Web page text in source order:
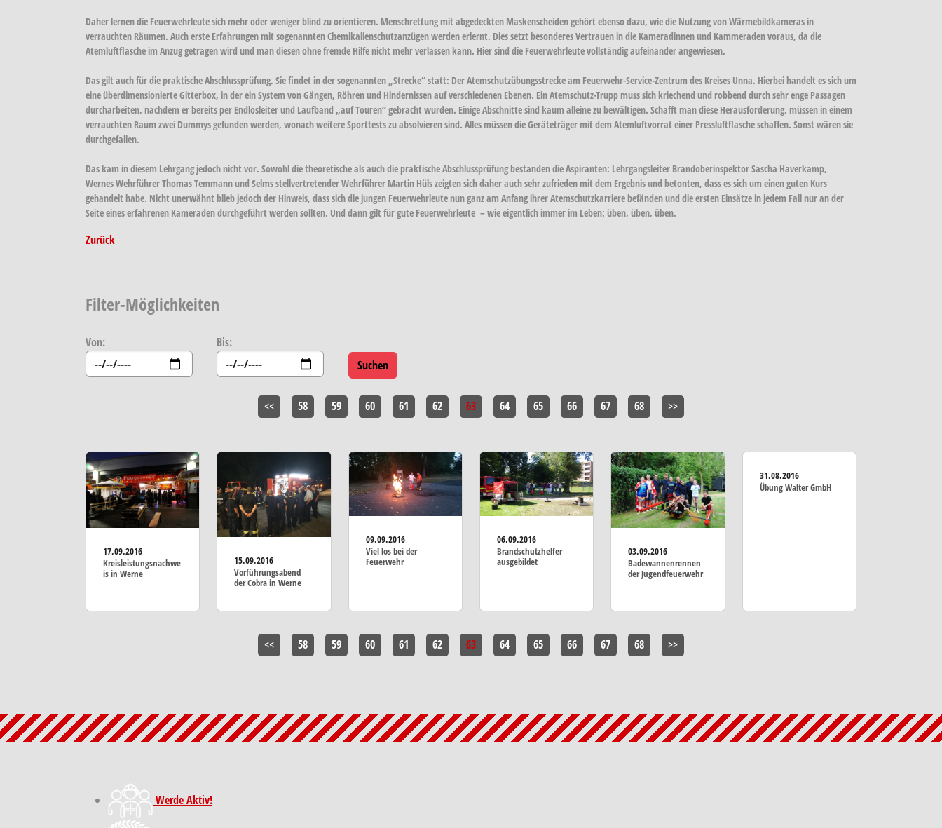
Daher lernen die Feuerwehrleute sich mehr oder weniger blind zu orientieren. Menschrettung mit abgedeckten Maskenscheiden gehört ebenso dazu, wie die Nutzung von Wärmebildkameras in
verrauchten Räumen. Auch erste Erfahrungen mit sogenannten Chemikalienschutzanzügen werden erlernt. Dies setzt besonderes Vertrauen in die Kameradinnen und Kammeraden voraus, da die
Atemluftflasche im Anzug getragen wird und man diesen ohne fremde Hilfe nicht mehr verlassen kann. Hier sind die Feuerwehrleute vollständig aufeinander angewiesen.
Das gilt auch für die praktische Abschlussprüfung. Sie findet in der sogenannten „Strecke“ statt: Der Atemschutzübungsstrecke am Feuerwehr-Service-Zentrum des Kreises Unna. Hierbei handelt es sich um
eine überdimensionierte Gitterbox, in der ein System von Gängen, Röhren und Hindernissen auf verschiedenen Ebenen. Ein Atemschutz-Trupp muss sich kriechend und robbend durch sehr enge Passagen
durcharbeiten, nachdem er bereits per Endlosleiter und Laufband „auf Touren“ gebracht wurden. Einige Abschnitte sind kaum alleine zu bewältigen. Schafft man diese Herausforderung, müssen in einem
verrauchten Raum zwei Dummys gefunden werden, wonach weitere Sporttests zu absolvieren sind. Alles müssen die Geräteträger mit dem Atemluftvorrat einer Pressluftflasche schaffen. Sonst wären sie
durchgefallen.
Das kam in diesem Lehrgang jedoch nicht vor. Sowohl die theoretische als auch die praktische Abschlussprüfung bestanden die Aspiranten: Lehrgangsleiter Brandoberinspektor Sascha Haverkamp,
Wernes Wehrführer Thomas Temmann und Selms stellvertretender Wehrführer Martin Hüls zeigten sich daher auch sehr zufrieden mit dem Ergebnis und betonten, dass es sich um einen guten Kurs
gehandelt habe. Nicht unerwähnt blieb jedoch der Hinweis, dass sich die jungen Feuerwehrleute nun ganz am Anfang ihrer Atemschutzkarriere befänden und die ersten Einsätze in jedem Fall nur an der
Seite eines erfahrenen Kameraden durchgeführt werden sollten. Und dann gilt für gute Feuerwehrleute – wie eigentlich immer im Leben: üben, üben, üben.
Zurück
Filter-Möglichkeiten
Von: Bis:
<< 58 59 60 61 62 63 64 65 66 67 68 >>
17.09.2016
Kreisleistungsnachwe
is in Werne
15.09.2016
Vorführungsabend
der Cobra in Werne
09.09.2016
Viel los bei der
Feuerwehr
06.09.2016
Brandschutzhelfer
ausgebildet
03.09.2016
Badewannenrennen
der Jugendfeuerwehr
31.08.2016
Übung Walter GmbH
<< 58 59 60 61 62 63 64 65 66 67 68 >>
Werde Aktiv!